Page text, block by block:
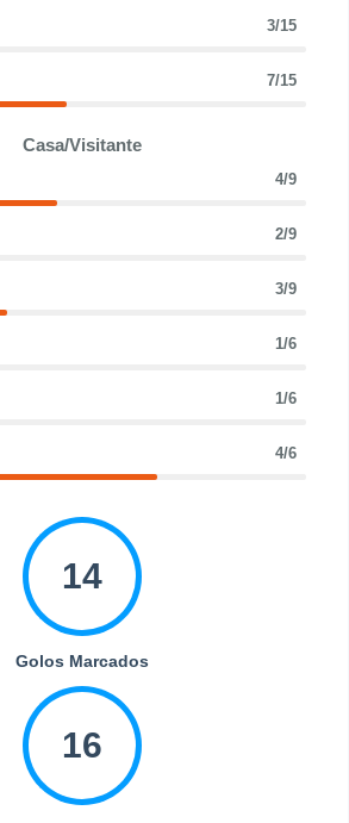
3/15
7/15
Casa/Visitante
4/9
2/9
3/9
1/6
1/6
4/6
14
Golos Marcados
16